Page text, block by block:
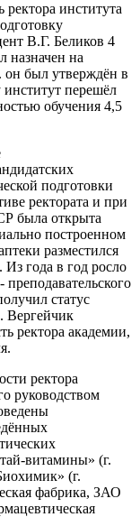
ректора института
В.Г. Беликов 4
назначен на
он был утверждён в
перешёл
обучения 4,5
подготовки
ректората и при
была открыта
построенном
разместился
Из года в год росло
преподавательского
статус
Вергейчик
ректора академии,
ректора
руководством
витамины» (г.
(г.
фабрика, ЗАО